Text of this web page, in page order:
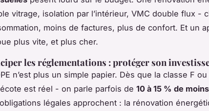
vitrage, isolation par l’intérieur, VMC double flux -
moins de factures, plus de confort. Et un
plus vite, et plus cher.
les réglementations : protéger son
n’est plus un simple papier. Dès que la classe F
est réel - on parle parfois de 10 à 15 % de moins
légales approchent : la rénovation